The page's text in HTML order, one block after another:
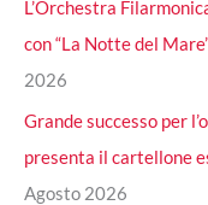
L’Orchestra
con “La Notte del
2026
Grande successo per
presenta il cartellone
Agosto 2026